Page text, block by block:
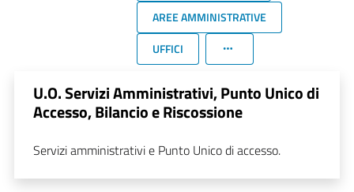
AREE AMMINISTRATIVE
UFFICI
U.O. Servizi Amministrativi, Punto Unico di
Accesso, Bilancio e Riscossione
Servizi amministrativi e Punto Unico di accesso.